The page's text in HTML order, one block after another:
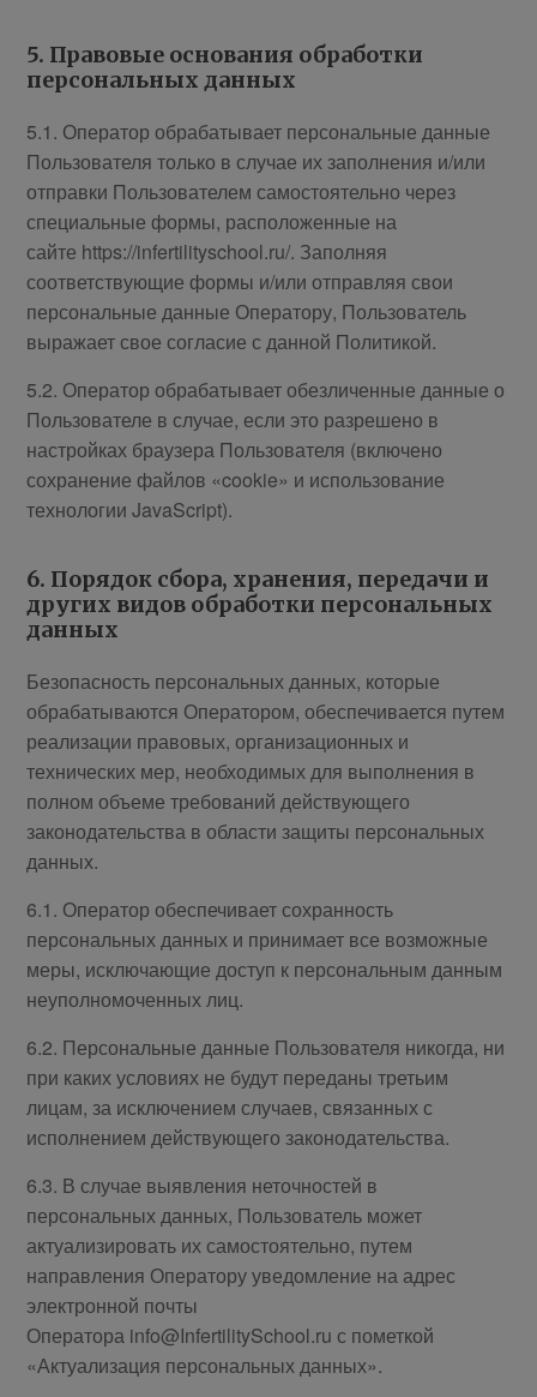
5. Правовые основания обработки
персональных данных
5.1. Оператор обрабатывает персональные данные
Пользователя только в случае их заполнения и/или
отправки Пользователем самостоятельно через
специальные формы, расположенные на
сайте https://infertilityschool.ru/. Заполняя
соответствующие формы и/или отправляя свои
персональные данные Оператору, Пользователь
выражает свое согласие с данной Политикой.
5.2. Оператор обрабатывает обезличенные данные о
Пользователе в случае, если это разрешено в
настройках браузера Пользователя (включено
сохранение файлов «cookie» и использование
технологии JavaScript).
6. Порядок сбора, хранения, передачи и
других видов обработки персональных
данных
Безопасность персональных данных, которые
обрабатываются Оператором, обеспечивается путем
реализации правовых, организационных и
технических мер, необходимых для выполнения в
полном объеме требований действующего
законодательства в области защиты персональных
данных.
6.1. Оператор обеспечивает сохранность
персональных данных и принимает все возможные
меры, исключающие доступ к персональным данным
неуполномоченных лиц.
6.2. Персональные данные Пользователя никогда, ни
при каких условиях не будут переданы третьим
лицам, за исключением случаев, связанных с
исполнением действующего законодательства.
6.3. В случае выявления неточностей в
персональных данных, Пользователь может
актуализировать их самостоятельно, путем
направления Оператору уведомление на адрес
электронной почты
Оператора info@InfertilitySchool.ru с пометкой
«Актуализация персональных данных».